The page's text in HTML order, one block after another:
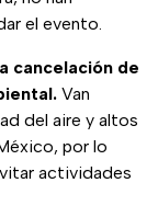
el evento.
cancelación de
Van
del aire y altos
por lo
actividades